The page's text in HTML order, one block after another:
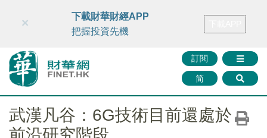
財華智庫網 FINTV FINMETA 財華證券 媒體矩陣
訂閱
简
×
下載財華財經APP
把握投資先機
武漢凡谷：6G技術目前還處於